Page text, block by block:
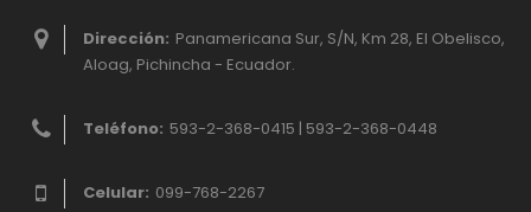
Dirección: Panamericana Sur, S/N, Km 28, El Obelisco,
Aloag, Pichincha - Ecuador.
Teléfono: 593-2-368-0415 | 593-2-368-0448
Celular: 099-768-2267